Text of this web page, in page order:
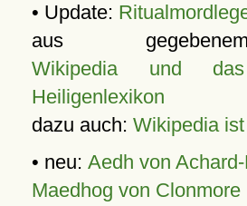
• Update:
aus
Wikipedia und das
Heiligenlexikon
dazu auch: Wikipedia
• neu: Aedh von
Maedhog von Clonmore